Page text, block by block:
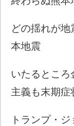
どの揺れが
本地震
いたるところ
主義も末期症
トランプ・